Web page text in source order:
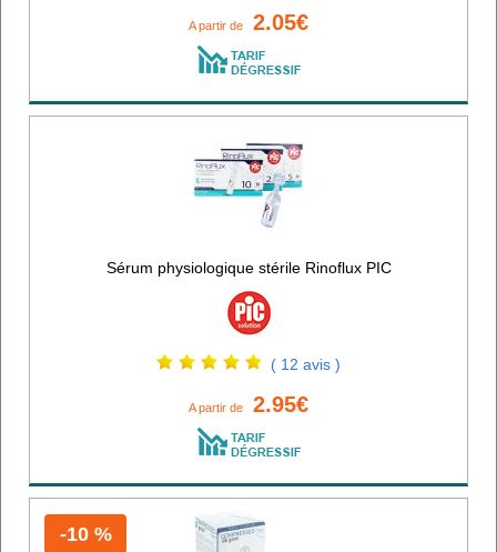
A partir de 2.05€
Sérum physiologique stérile Rinoflux PIC
( 12 avis )
A partir de 2.95€
-10 %